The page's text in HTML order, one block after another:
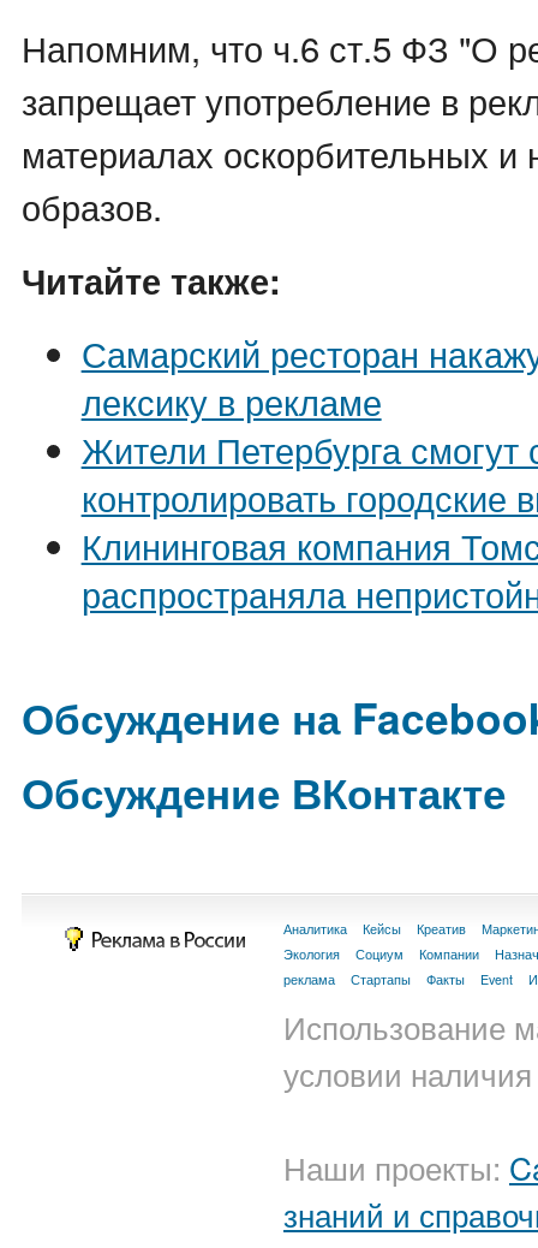
Напомним, что ч.6 ст.5 ФЗ "О
запрещает употребление в
материалах оскорбительных и
образов.
Читайте также:
Самарский ресторан
лексику в рекламе
Жители Петербурга смогут
контролировать городские
Клининговая компания
распространяла
Обсуждение на
Обсуждение ВКонтакте
Аналитика Кейсы Креатив
Экология
Социум Компании
реклама
Стартапы Факты Event
Использование
условии
Наши проекты:
знаний и